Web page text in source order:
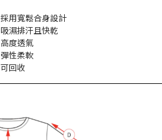
採用寬鬆合身設計
吸濕排汗且快乾
高度透氣
彈性柔軟
可回收